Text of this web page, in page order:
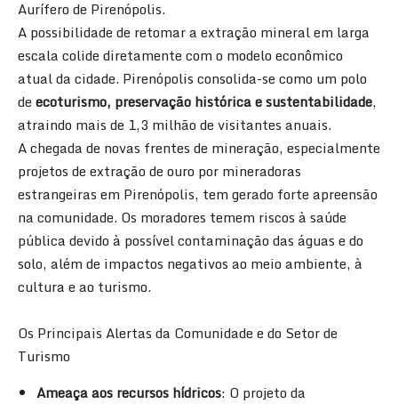
Aurífero de Pirenópolis.
A possibilidade de retomar a extração mineral em larga
escala colide diretamente com o modelo econômico
atual da cidade. Pirenópolis consolida-se como um polo
de ecoturismo, preservação histórica e sustentabilidade,
atraindo mais de 1,3 milhão de visitantes anuais.
A chegada de novas frentes de mineração, especialmente
projetos de extração de ouro por mineradoras
estrangeiras em Pirenópolis, tem gerado forte apreensão
na comunidade. Os moradores temem riscos à saúde
pública devido à possível contaminação das águas e do
solo, além de impactos negativos ao meio ambiente, à
cultura e ao turismo.
Os Principais Alertas da Comunidade e do Setor de
Turismo
Ameaça aos recursos hídricos: O projeto da